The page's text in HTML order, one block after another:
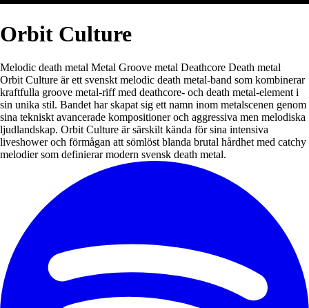
Orbit Culture
Melodic death metal Metal Groove metal Deathcore Death metal
Orbit Culture är ett svenskt melodic death metal-band som kombinerar
kraftfulla groove metal-riff med deathcore- och death metal-element i
sin unika stil. Bandet har skapat sig ett namn inom metalscenen genom
sina tekniskt avancerade kompositioner och aggressiva men melodiska
ljudlandskap. Orbit Culture är särskilt kända för sina intensiva
liveshower och förmågan att sömlöst blanda brutal hårdhet med catchy
melodier som definierar modern svensk death metal.